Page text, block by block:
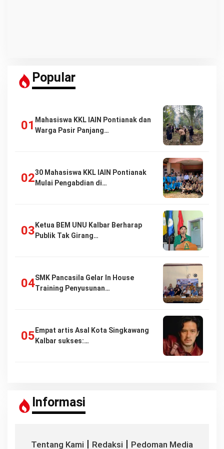
Popular
Mahasiswa KKL IAIN Pontianak dan
Warga Pasir Panjang…
30 Mahasiswa KKL IAIN Pontianak
Mulai Pengabdian di…
Ketua BEM UNU Kalbar Berharap
Publik Tak Girang…
SMK Pancasila Gelar In House
Training Penyusunan…
Empat artis Asal Kota Singkawang
Kalbar sukses:…
Informasi
Tentang Kami | Redaksi | Pedoman Media